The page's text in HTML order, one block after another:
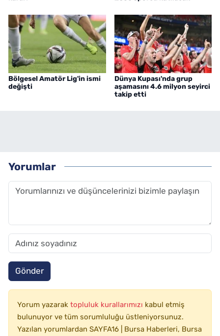
Bölgesel Amatör Lig'in ismi
değişti
Dünya Kupası'nda grup
aşamasını 4.6 milyon seyirci
takip etti
Yorumlar
Gönder
Yorum yazarak topluluk kurallarımızı kabul etmiş
bulunuyor ve tüm sorumluluğu üstleniyorsunuz.
Yazılan yorumlardan SAYFA16 | Bursa Haberleri, Bursa